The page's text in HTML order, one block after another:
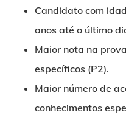
Candidato com
anos até o último
Maior nota na
específicos (P2).
Maior número de
conhecimentos